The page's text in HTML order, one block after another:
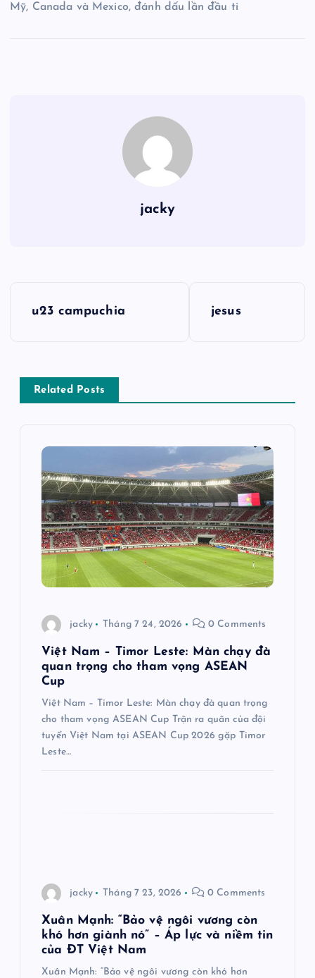
Mỹ, Canada và Mexico, đánh dấu lần đầu ti
jacky
u
u23 campuchia jesus
Related Posts
jacky Tháng 7 24, 2026 0 Comments
Việt Nam – Timor Leste: Màn chạy đà
quan trọng cho tham vọng ASEAN
Cup
Việt Nam – Timor Leste: Màn chạy đà quan trọng
cho tham vọng ASEAN Cup Trận ra quân của đội
tuyển Việt Nam tại ASEAN Cup 2026 gặp Timor
Leste…
jacky Tháng 7 23, 2026 0 Comments
Xuân Mạnh: “Bảo vệ ngôi vương còn
khó hơn giành nó” – Áp lực và niềm tin
của ĐT Việt Nam
Xuân Mạnh: “Bảo vệ ngôi vương còn khó hơn